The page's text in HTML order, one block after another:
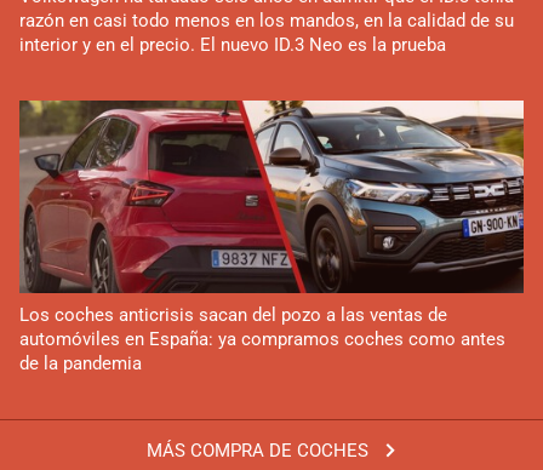
MÁS COMPRA DE COCHES
razón en casi todo menos en los mandos, en la calidad de su
interior y en el precio. El nuevo ID.3 Neo es la prueba
Los coches anticrisis sacan del pozo a las ventas de
automóviles en España: ya compramos coches como antes
de la pandemia